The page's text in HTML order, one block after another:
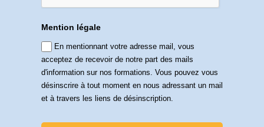
Mention légale
En mentionnant votre adresse mail, vous
acceptez de recevoir de notre part des mails
d'information sur nos formations. Vous pouvez vous
désinscrire à tout moment en nous adressant un mail
et à travers les liens de désinscription.